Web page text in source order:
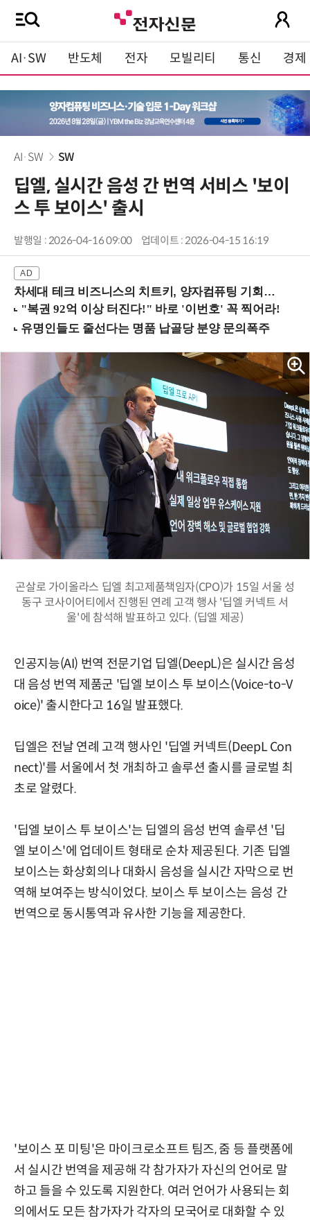
AI·SW 반도체 전자 모빌리티 통신 경제
AI·SW SW
딥엘, 실시간 음성 간 번역 서비스 '보이
스 투 보이스' 출시
발행일 : 2026-04-16 09:00 업데이트 : 2026-04-15 16:19
차세대 테크 비즈니스의 치트키, 양자컴퓨팅 기회를 선점하라! (8/28 강남역)
곤살로 가이올라스 딥엘 최고제품책임자(CPO)가 15일 서울 성
동구 코사이어티에서 진행된 연례 고객 행사 '딥엘 커넥트 서
울'에 참석해 발표하고 있다. (딥엘 제공)
인공지능(AI) 번역 전문기업 딥엘(DeepL)은 실시간 음성
대 음성 번역 제품군 '딥엘 보이스 투 보이스(Voice-to-V
oice)' 출시한다고 16일 발표했다.
딥엘은 전날 연례 고객 행사인 '딥엘 커넥트(DeepL Con
nect)'를 서울에서 첫 개최하고 솔루션 출시를 글로벌 최
초로 알렸다.
'딥엘 보이스 투 보이스'는 딥엘의 음성 번역 솔루션 '딥
엘 보이스'에 업데이트 형태로 순차 제공된다. 기존 딥엘
보이스는 화상회의나 대화시 음성을 실시간 자막으로 번
역해 보여주는 방식이었다. 보이스 투 보이스는 음성 간
번역으로 동시통역과 유사한 기능을 제공한다.
'보이스 포 미팅'은 마이크로소프트 팀즈, 줌 등 플랫폼에
서 실시간 번역을 제공해 각 참가자가 자신의 언어로 말
하고 들을 수 있도록 지원한다. 여러 언어가 사용되는 회
의에서도 모든 참가자가 각자의 모국어로 대화할 수 있